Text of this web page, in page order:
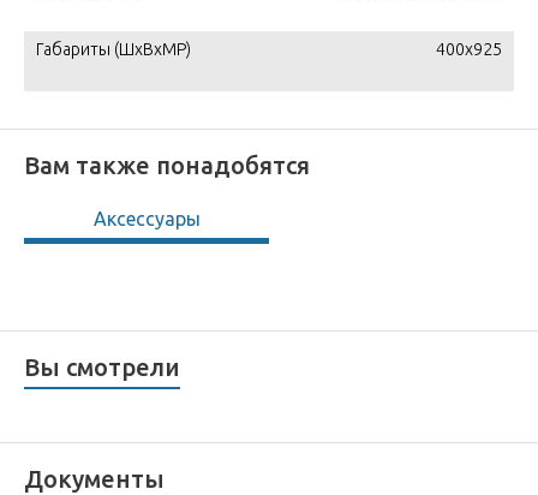
Габариты (ШxВxМР) 400x925
Вам также понадобятся
Аксессуары
Вы смотрели
Документы